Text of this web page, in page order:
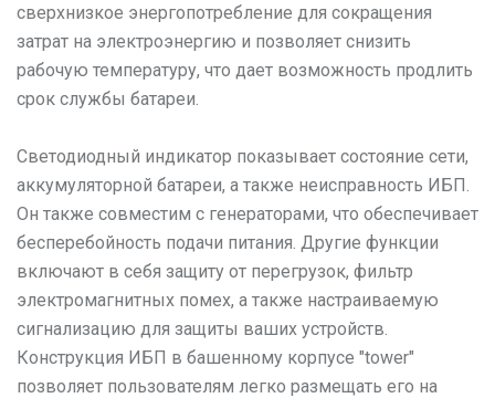
сверхнизкое энергопотребление для сокращения
затрат на электроэнергию и позволяет снизить
рабочую температуру, что дает возможность продлить
срок службы батареи.
Светодиодный индикатор показывает состояние сети,
аккумуляторной батареи, а также неисправность ИБП.
Он также совместим с генераторами, что обеспечивает
бесперебойность подачи питания. Другие функции
включают в себя защиту от перегрузок, фильтр
электромагнитных помех, а также настраиваемую
сигнализацию для защиты ваших устройств.
Конструкция ИБП в башенному корпусе "tower"
позволяет пользователям легко размещать его на